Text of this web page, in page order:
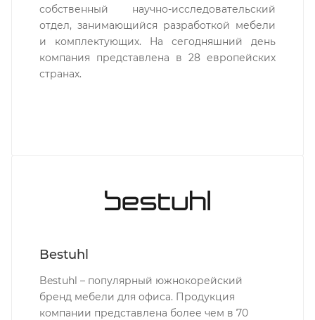
собственный научно-исследовательский
отдел, занимающийся разработкой мебели
и комплектующих. На сегодняшний день
компания представлена в 28 европейских
странах.
Bestuhl
Bestuhl – популярный южнокорейский
бренд мебели для офиса. Продукция
компании представлена более чем в 70